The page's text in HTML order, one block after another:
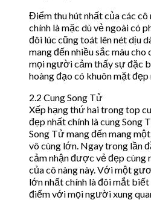
Điểm thu hút nhất của các cô
chính là mặc dù vẻ ngoài có
đôi lúc cũng toát lên nét dịu
mang đến nhiều sắc màu cho
mọi người cảm thấy sự đặc
hoàng đạo có khuôn mặt đẹp
2.2 Cung Song Tử
Xếp hạng thứ hai trong top
đẹp nhất chính là cung Song
Song Tử mang đến mang
vô cùng lớn. Ngay trong lần
cảm nhận được vẻ đẹp cùng
của cô nàng này. Với một
lớn nhất chính là đôi mắt biết
điểm với mọi người xung